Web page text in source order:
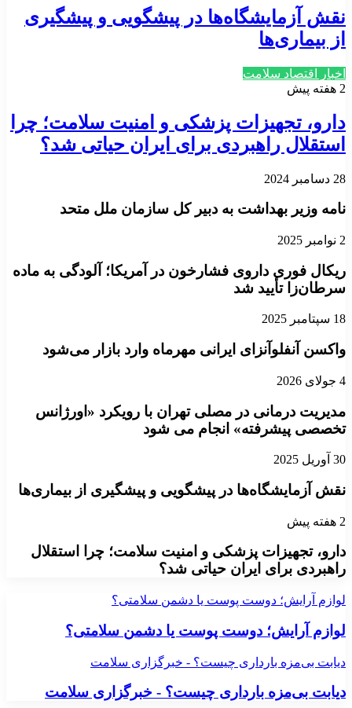
نقش آزمایشگاه‌ها در پیشگویی و پیشگیری
از بیماری‌ها
اخبار اقتصاد سلامت
2 هفته پیش
دارو، تجهیزات پزشکی و امنیت سلامت؛ چرا
استقلال راهبردی برای ایران حیاتی شد؟
28 دسامبر 2024
نامه وزیر بهداشت به دبیر کل سازمان ملل متحد
2 نوامبر 2025
ریکال فوری داروی فشارخون در آمریکا؛ آلودگی به ماده
سرطان‌زا تأیید شد
18 سپتامبر 2025
واکسن آنفلوآنزای ایرانی مهرماه وارد بازار می‌شود
4 جولای 2026
مدیریت درمانی در مصلی تهران با رویکرد «اورژانس
تخصصی پیشرفته» انجام می شود
30 آوریل 2025
نقش آزمایشگاه‌ها در پیشگویی و پیشگیری از بیماری‌ها
2 هفته پیش
دارو، تجهیزات پزشکی و امنیت سلامت؛ چرا استقلال
راهبردی برای ایران حیاتی شد؟
لوازم آرایش؛ دوست پوست یا دشمن سلامتی؟
لوازم آرایش؛ دوست پوست یا دشمن سلامتی؟
دیابت بی‌مزه بارداری چیست؟ - خبرگزاری سلامت
دیابت بی‌مزه بارداری چیست؟ - خبرگزاری سلامت